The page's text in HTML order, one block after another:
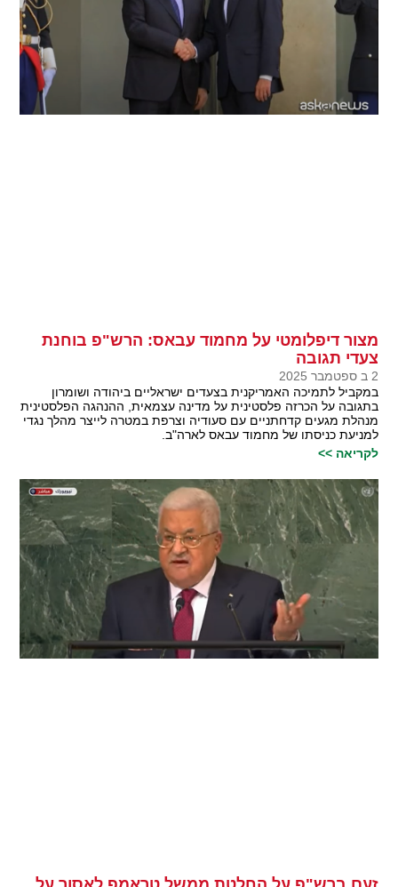
מצור דיפלומטי על מחמוד עבאס: הרש"פ בוחנת
צעדי תגובה
2 ב ספטמבר 2025
במקביל לתמיכה האמריקנית בצעדים ישראליים ביהודה ושומרון
בתגובה על הכרזה פלסטינית על מדינה עצמאית, ההנהגה הפלסטינית
מנהלת מגעים קדחתניים עם סעודיה וצרפת במטרה לייצר מהלך נגדי
למניעת כניסתו של מחמוד עבאס לארה"ב.
לקריאה >>